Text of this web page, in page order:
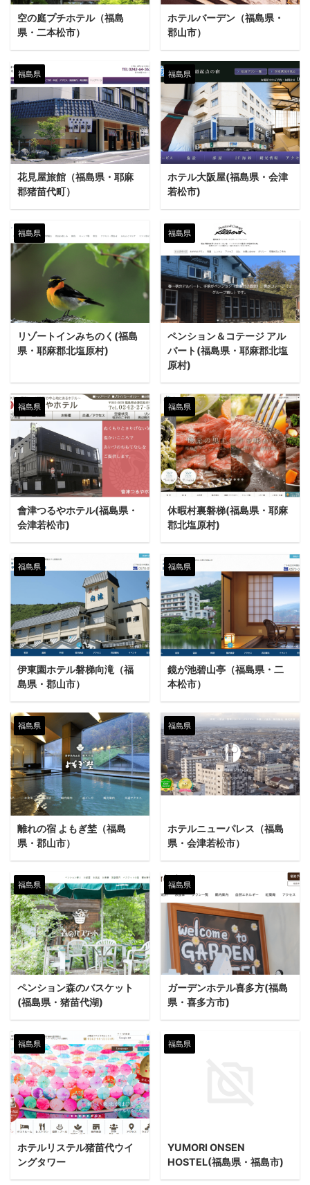
空の庭プチホテル（福島
県・二本松市）
ホテルバーデン（福島県・
郡山市）
福島県
花見屋旅館（福島県・耶麻
郡猪苗代町）
福島県
ホテル大阪屋(福島県・会津
若松市)
福島県
リゾートインみちのく(福島
県・耶麻郡北塩原村)
福島県
ペンション＆コテージ アル
バート(福島県・耶麻郡北塩
原村)
福島県
會津つるやホテル(福島県・
会津若松市)
福島県
休暇村裏磐梯(福島県・耶麻
郡北塩原村)
福島県
伊東園ホテル磐梯向滝（福
島県・郡山市）
福島県
鏡が池碧山亭（福島県・二
本松市）
福島県
離れの宿 よもぎ埜（福島
県・郡山市）
福島県
ホテルニューパレス（福島
県・会津若松市）
福島県
ペンション森のバスケット
(福島県・猪苗代湖)
福島県
ガーデンホテル喜多方(福島
県・喜多方市)
福島県
ホテルリステル猪苗代ウイ
ングタワー
福島県
YUMORI ONSEN
HOSTEL(福島県・福島市)